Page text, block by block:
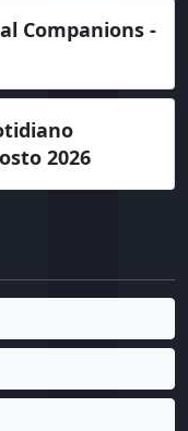
Companions -
2026